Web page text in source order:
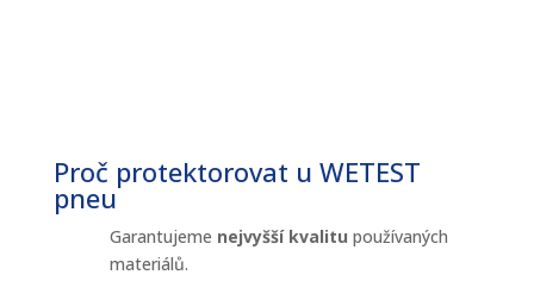
Proč protektorovat u WETEST
pneu
Garantujeme nejvyšší kvalitu používaných
materiálů.